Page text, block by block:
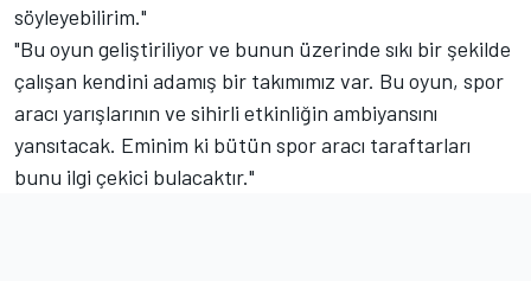
söyleyebilirim."
"Bu oyun geliştiriliyor ve bunun üzerinde sıkı bir şekilde
çalışan kendini adamış bir takımımız var. Bu oyun, spor
aracı yarışlarının ve sihirli etkinliğin ambiyansını
yansıtacak. Eminim ki bütün spor aracı taraftarları
bunu ilgi çekici bulacaktır."